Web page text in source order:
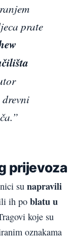
prate
prijevoza
su napravili
ih po blatu u
koje su
oznakama